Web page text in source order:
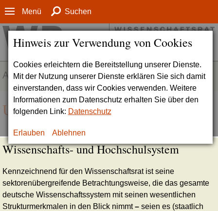
Hinweis zur Verwendung von Cookies
Cookies erleichtern die Bereitstellung unserer Dienste.
Mit der Nutzung unserer Dienste erklären Sie sich damit
einverstanden, dass wir Cookies verwenden. Weitere
Informationen zum Datenschutz erhalten Sie über den
folgenden Link: Datenschutz
Erlauben Ablehnen
Menü Suchen
AUFGABENFELDER
Unsere Themen
Wissenschafts- und Hochschulsystem
Kennzeichnend für den Wissenschaftsrat ist seine
sektorenübergreifende Betrachtungsweise, die das gesamte
deutsche Wissenschaftssystem mit seinen wesentlichen
Strukturmerkmalen in den Blick nimmt– seien es (staatlich